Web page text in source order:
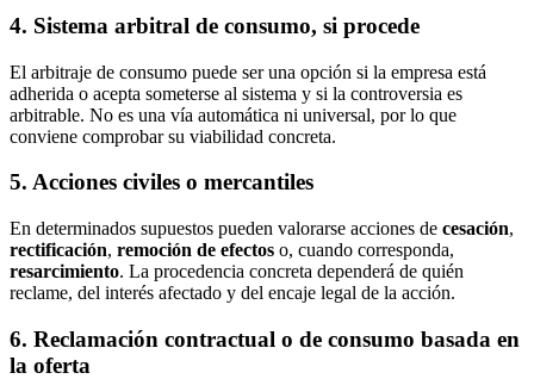
4. Sistema arbitral de consumo, si procede
El arbitraje de consumo puede ser una opción si la empresa está
adherida o acepta someterse al sistema y si la controversia es
arbitrable. No es una vía automática ni universal, por lo que
conviene comprobar su viabilidad concreta.
5. Acciones civiles o mercantiles
En determinados supuestos pueden valorarse acciones de cesación,
rectificación, remoción de efectos o, cuando corresponda,
resarcimiento. La procedencia concreta dependerá de quién
reclame, del interés afectado y del encaje legal de la acción.
6. Reclamación contractual o de consumo basada en
la oferta